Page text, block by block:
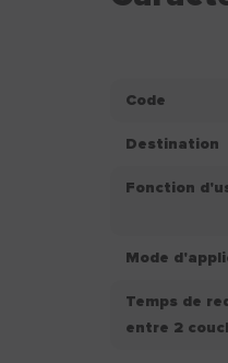
Code
Destination
Fonction
Mode
Temps de
entre 2